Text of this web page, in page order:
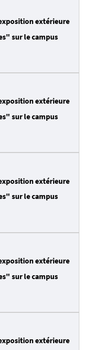
extérieure
sur le campus
extérieure
sur le campus
extérieure
sur le campus
extérieure
sur le campus
extérieure